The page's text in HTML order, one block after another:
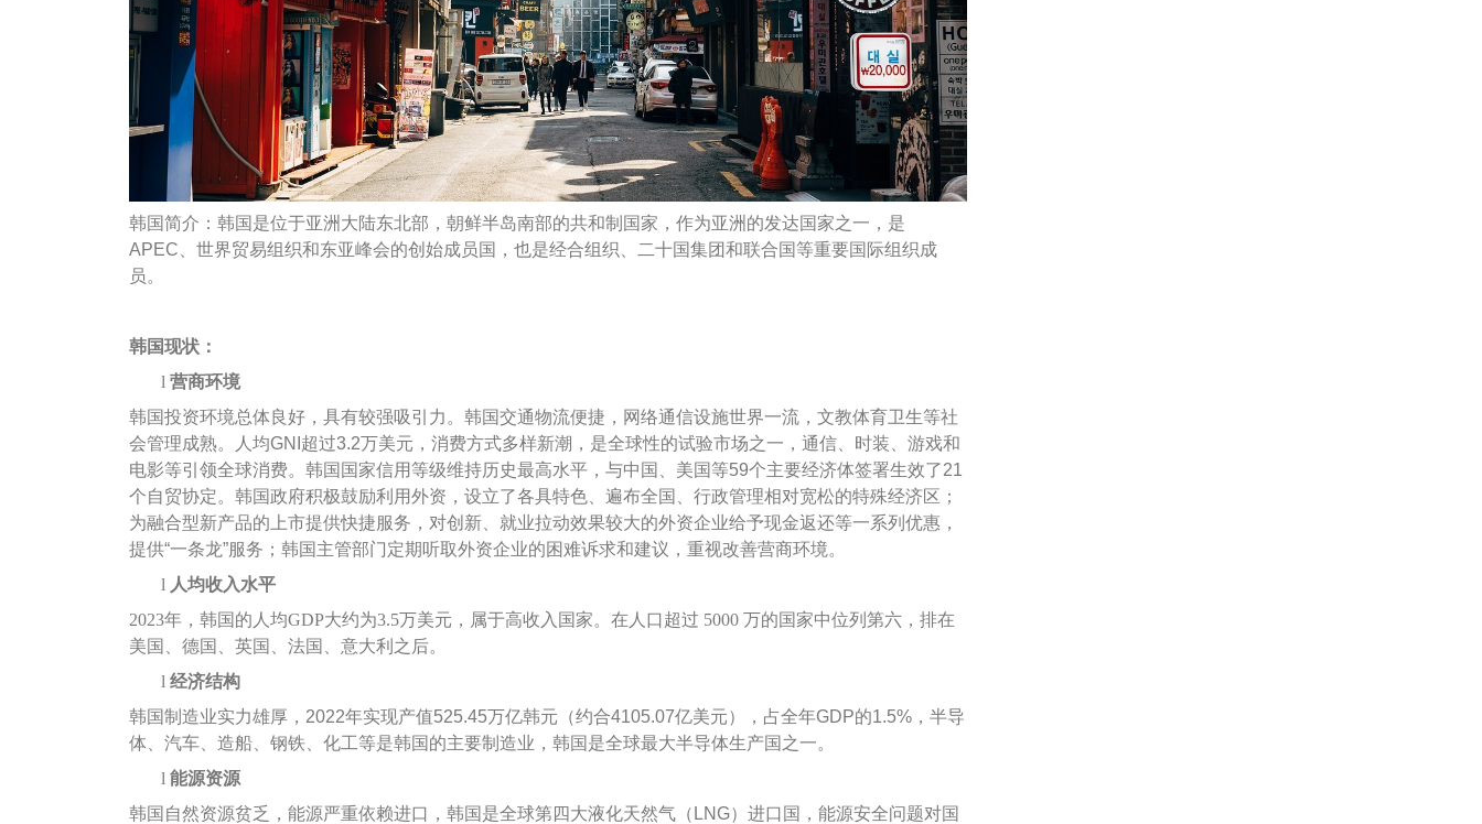
韩国简介：韩国是位于亚洲大陆东北部，朝鲜半岛南部的共和制国家，作为亚洲的发达国家之一，是
APEC、世界贸易组织和东亚峰会的创始成员国，也是经合组织、二十国集团和联合国等重要国际组织成
员。
韩国现状：
l 营商环境
韩国投资环境总体良好，具有较强吸引力。韩国交通物流便捷，网络通信设施世界一流，文教体育卫生等社
会管理成熟。人均GNI超过3.2万美元，消费方式多样新潮，是全球性的试验市场之一，通信、时装、游戏和
电影等引领全球消费。韩国国家信用等级维持历史最高水平，与中国、美国等59个主要经济体签署生效了21
个自贸协定。韩国政府积极鼓励利用外资，设立了各具特色、遍布全国、行政管理相对宽松的特殊经济区；
为融合型新产品的上市提供快捷服务，对创新、就业拉动效果较大的外资企业给予现金返还等一系列优惠，
提供“一条龙”服务；韩国主管部门定期听取外资企业的困难诉求和建议，重视改善营商环境。
l 人均收入水平
2023年，韩国的人均GDP大约为3.5万美元，属于高收入国家。在人口超过 5000 万的国家中位列第六，排在
美国、德国、英国、法国、意大利之后。
l 经济结构
韩国制造业实力雄厚，2022年实现产值525.45万亿韩元（约合4105.07亿美元），占全年GDP的1.5%，半导
体、汽车、造船、钢铁、化工等是韩国的主要制造业，韩国是全球最大半导体生产国之一。
l 能源资源
韩国自然资源贫乏，能源严重依赖进口，韩国是全球第四大液化天然气（LNG）进口国，能源安全问题对国